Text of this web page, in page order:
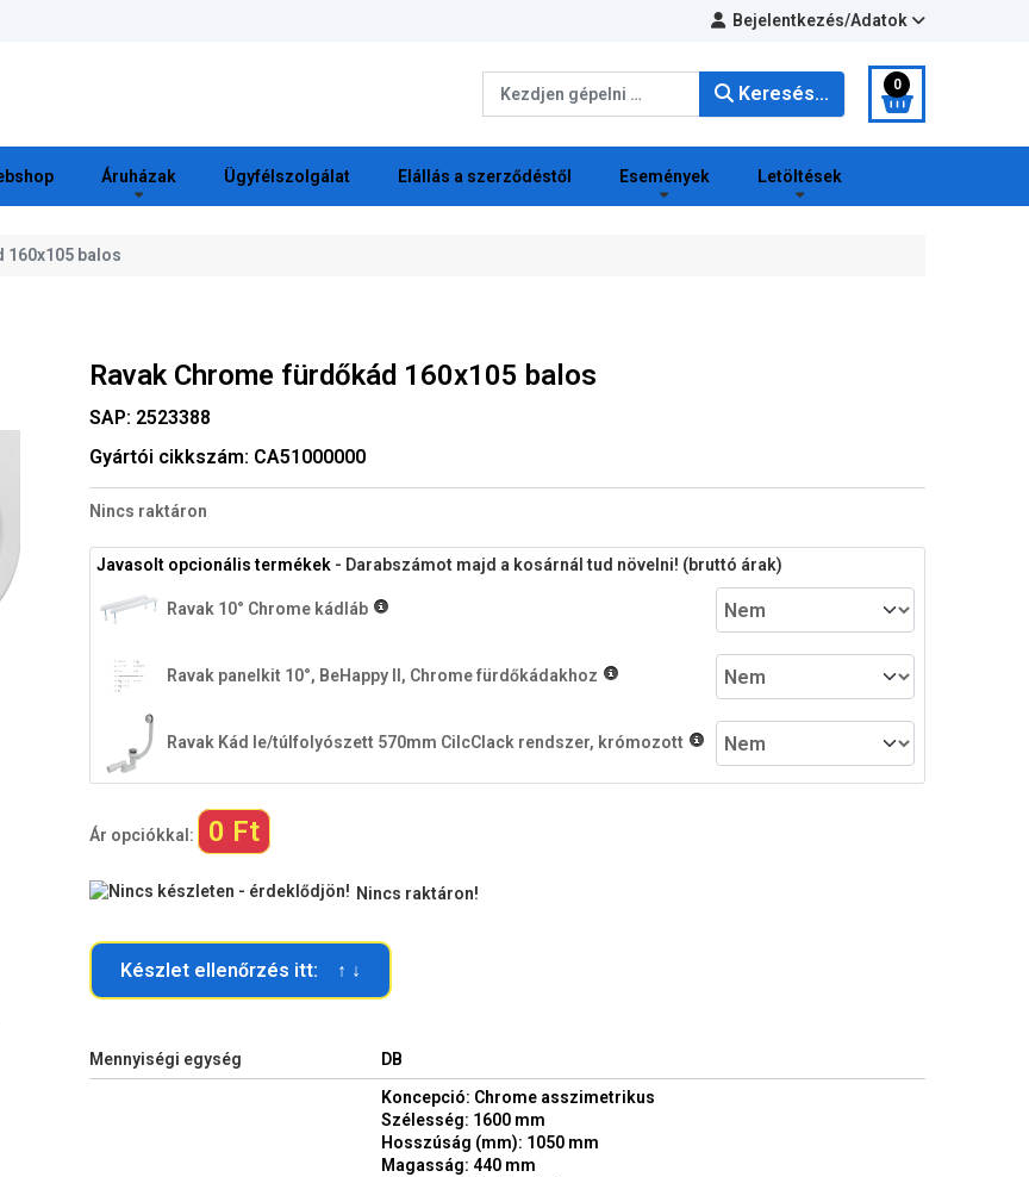
Bejelentkezés/Adatok
Keresés... 0
Áruházak Ügyfélszolgálat Elállás a szerződéstől Események Letöltések
160x105 balos
Ravak Chrome fürdőkád 160x105 balos
SAP: 2523388
Gyártói cikkszám: CA51000000
Nincs raktáron
Javasolt opcionális termékek - Darabszámot majd a kosárnál tud növelni! (bruttó árak)
Ravak 10° Chrome kádláb
Ravak panelkit 10°, BeHappy II, Chrome fürdőkádakhoz
Ravak Kád le/túlfolyószett 570mm CilcClack rendszer, krómozott
Ár opciókkal: 0 Ft
Nincs raktáron!
Készlet ellenőrzés itt: ↑ ↓
Mennyiségi egység DB
Koncepció: Chrome asszimetrikus
Szélesség: 1600 mm
Hosszúság (mm): 1050 mm
Magasság: 440 mm